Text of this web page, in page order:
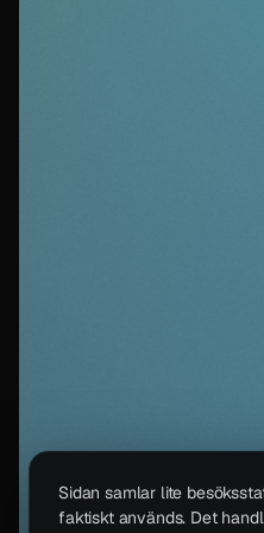
Sidan samlar lite
faktiskt används. Det